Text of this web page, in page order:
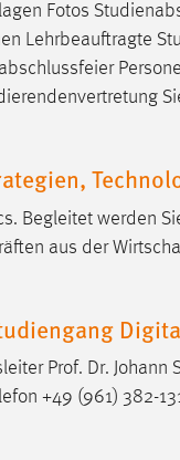
Fotos
Lehrbeauftragte
Begleitet werden
aus der
Prof. Dr. Johann
+49 (961) 382-
von diesen